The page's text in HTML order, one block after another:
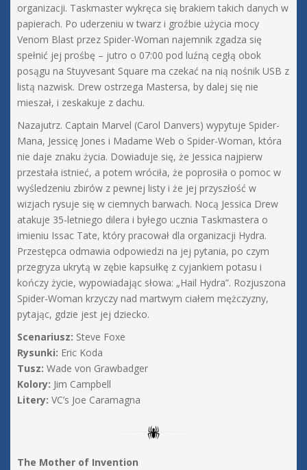
organizacji. Taskmaster wykręca się brakiem takich danych w
papierach. Po uderzeniu w twarz i groźbie użycia mocy
Venom Blast przez Spider-Woman najemnik zgadza się
spełnić jej prośbę – jutro o 07:00 pod luźną cegłą obok
posągu na Stuyvesant Square ma czekać na nią nośnik USB z
listą nazwisk. Drew ostrzega Mastersa, by dalej się nie
mieszał, i zeskakuje z dachu.
Nazajutrz. Captain Marvel (Carol Danvers) wypytuje Spider-
Mana, Jessicę Jones i Madame Web o Spider-Woman, która
nie daje znaku życia. Dowiaduje się, że Jessica najpierw
przestała istnieć, a potem wróciła, że poprosiła o pomoc w
wyśledzeniu zbirów z pewnej listy i że jej przyszłość w
wizjach rysuje się w ciemnych barwach. Nocą Jessica Drew
atakuje 35-letniego dilera i byłego ucznia Taskmastera o
imieniu Issac Tate, który pracował dla organizacji Hydra.
Przestępca odmawia odpowiedzi na jej pytania, po czym
przegryza ukrytą w zębie kapsułkę z cyjankiem potasu i
kończy życie, wypowiadając słowa: „Hail Hydra”. Rozjuszona
Spider-Woman krzyczy nad martwym ciałem mężczyzny,
pytając, gdzie jest jej dziecko.
Scenariusz: Steve Foxe
Rysunki: Eric Koda
Tusz: Wade von Grawbadger
Kolory: Jim Campbell
Litery: VC’s Joe Caramagna
The Mother of Invention